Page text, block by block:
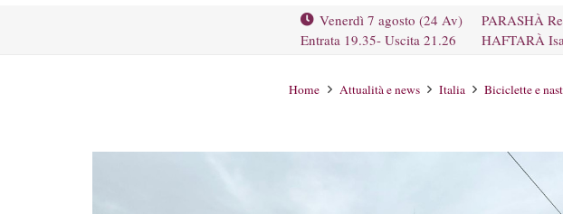
Venerdì 7 agosto (24 Av)
Entrata 19.35- Uscita 21.26
PARASHÀ
HAFTARÀ
Home Attualità e news Italia Biciclette e